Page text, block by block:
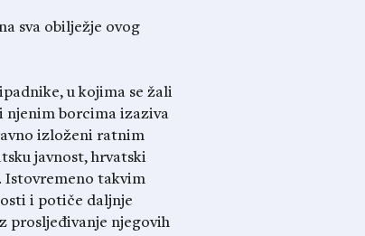
sva obilježje ovog
u kojima se žali
njenim borcima izaziva
izloženi ratnim
javnost, hrvatski
Istovremeno takvim
i potiče daljnje
prosljeđivanje njegovih